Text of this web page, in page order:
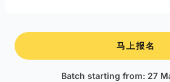
马上报名
Batch starting from: 27